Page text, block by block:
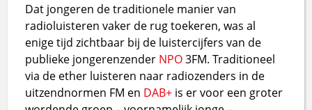
Dat jongeren de traditionele manier van
radioluisteren vaker de rug toekeren, was al
enige tijd zichtbaar bij de luistercijfers van de
publieke jongerenzender NPO3FM. Traditioneel
via de ether luisteren naar radiozenders in de
uitzendnormen FM en DAB+ is er voor een groter